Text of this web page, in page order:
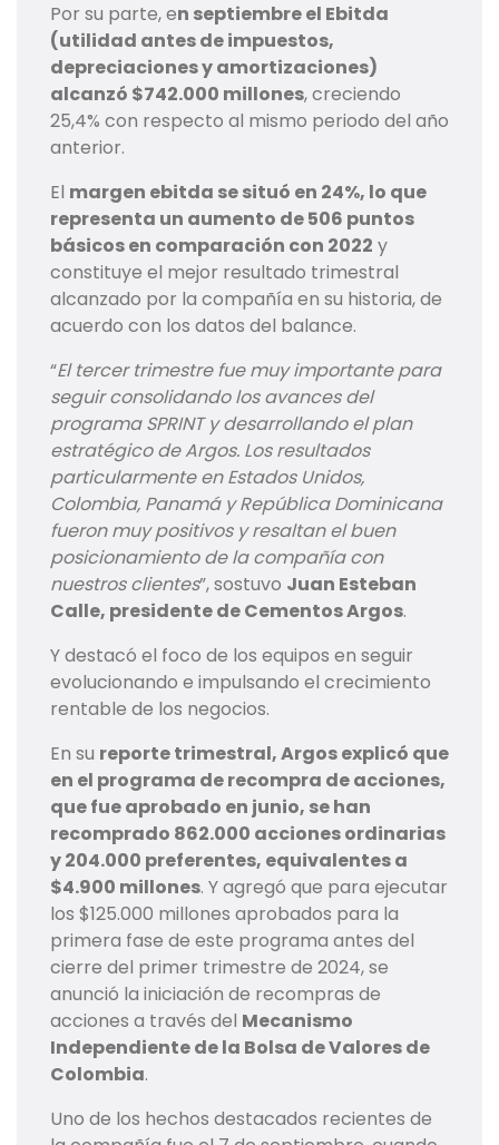
Por su parte, en septiembre el Ebitda
(utilidad antes de impuestos,
depreciaciones y amortizaciones)
alcanzó $742.000 millones, creciendo
25,4% con respecto al mismo periodo del año
anterior.
El margen ebitda se situó en 24%, lo que
representa un aumento de 506 puntos
básicos en comparación con 2022 y
constituye el mejor resultado trimestral
alcanzado por la compañía en su historia, de
acuerdo con los datos del balance.
“El tercer trimestre fue muy importante para
seguir consolidando los avances del
programa SPRINT y desarrollando el plan
estratégico de Argos. Los resultados
particularmente en Estados Unidos,
Colombia, Panamá y República Dominicana
fueron muy positivos y resaltan el buen
posicionamiento de la compañía con
nuestros clientes”, sostuvo Juan Esteban
Calle, presidente de Cementos Argos.
Y destacó el foco de los equipos en seguir
evolucionando e impulsando el crecimiento
rentable de los negocios.
En su reporte trimestral, Argos explicó que
en el programa de recompra de acciones,
que fue aprobado en junio, se han
recomprado 862.000 acciones ordinarias
y 204.000 preferentes, equivalentes a
$4.900 millones. Y agregó que para ejecutar
los $125.000 millones aprobados para la
primera fase de este programa antes del
cierre del primer trimestre de 2024, se
anunció la iniciación de recompras de
acciones a través del Mecanismo
Independiente de la Bolsa de Valores de
Colombia.
Uno de los hechos destacados recientes de